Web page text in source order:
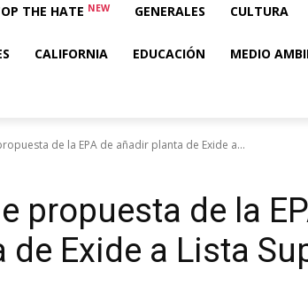
THE HATE NEW GENERALES CULTURA
CALIFORNIA EDUCACIÓN MEDIO
de la EPA de añadir planta de Exide a...
propuesta de la
Exide a Lista